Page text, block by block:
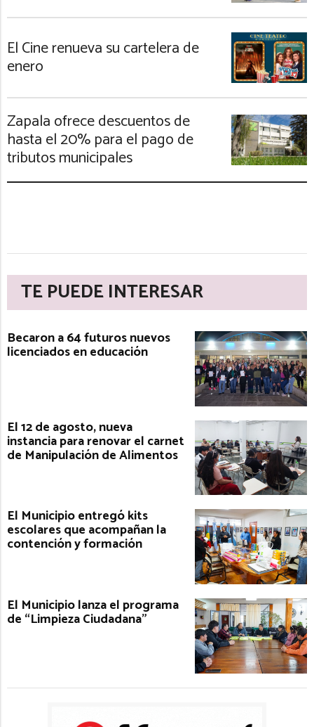
El Cine renueva su cartelera de
enero
Zapala ofrece descuentos de
hasta el 20% para el pago de
tributos municipales
TE PUEDE INTERESAR
Becaron a 64 futuros nuevos
licenciados en educación
El 12 de agosto, nueva
instancia para renovar el carnet
de Manipulación de Alimentos
El Municipio entregó kits
escolares que acompañan la
contención y formación
El Municipio lanza el programa
de “Limpieza Ciudadana”